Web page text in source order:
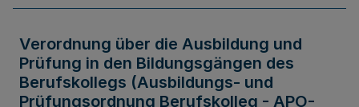
Verordnung über die Ausbildung und
Prüfung in den Bildungsgängen des
Berufskollegs (Ausbildungs- und
Prüfungsordnung Berufskolleg - APO-